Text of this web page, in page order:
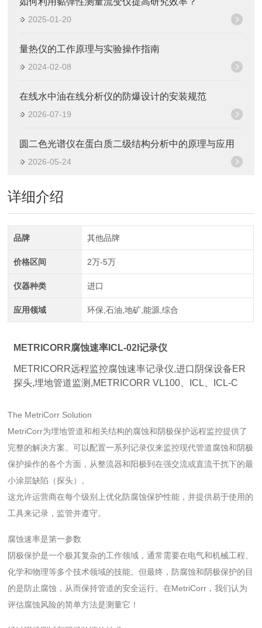
2025-01-20
量热仪的工作原理与实验操作指南
2024-02-08
在线水中油在线分析仪的防爆设计的安装规范
2026-07-19
圆二色光谱仪在蛋白质二级结构分析中的原理与应用
2026-05-24
详细介绍
品牌 其他品牌
价格区间 2万-5万
仪器种类 进口
应用领域 环保,石油,地矿,能源,综合
METRICORR腐蚀速率ICL-02I记录仪
METRICORR远程监控腐蚀速率记录仪,进口阴保设备ER
探头,埋地管道监测,METRICORR VL100、ICL、ICL-C
The MetriCorr Solution
MetriCorr为埋地管道和相关结构的腐蚀和阴极保护远程监控提供了
完整的解决方案。可以配置一系列记录仪来监控现代管道腐蚀和阴极
保护操作的各个方面，从整流器和阳极到在强交流或直流干扰下的最
小涂层缺陷（探头）。
这允许运营商在每个级别上优化防腐蚀保护性能，并提供易于使用的
工具来记录，监管并遵守。
腐蚀速率是第一参数
阴极保护是一个极其复杂的工作领域，通常需要在电气和机械工程、
化学和物理等多个技术领域的技能。但最终，防腐蚀和阴极保护的目
的是防止腐蚀，从而保持管道的安全运行。在MetriCorr，我们认为
评估腐蚀风险的简单方法是测量它！